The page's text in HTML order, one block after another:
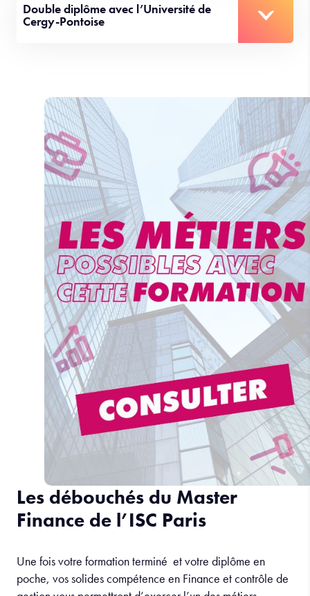
Double diplôme avec l’Université de
Cergy-Pontoise
Les débouchés du Master
Finance de l’ISC Paris
Une fois votre formation terminé et votre diplôme en
poche, vos solides compétence en Finance et contrôle de